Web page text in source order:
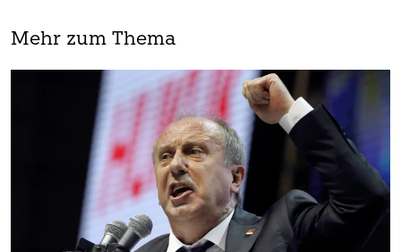
Mehr zum Thema